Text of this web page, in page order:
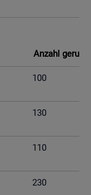
An­zahl
100
130
110
230